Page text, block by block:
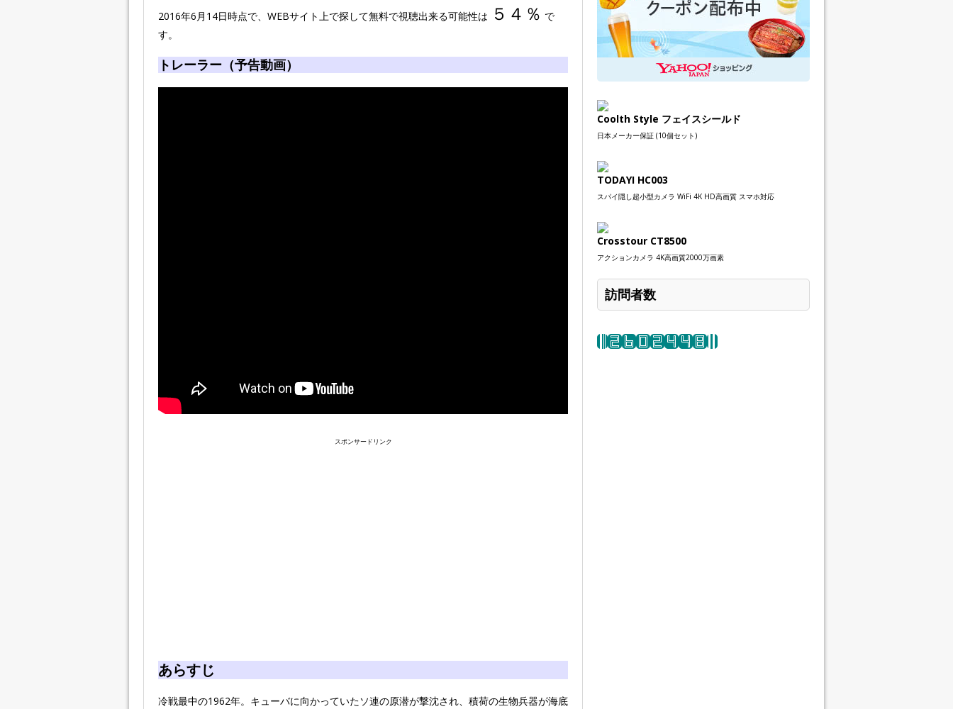
2016年6月14日時点で、WEBサイト上で探して無料で視聴出来る可能性は ５４％ で
す。
トレーラー（予告動画）
スポンサードリンク
あらすじ
冷戦最中の1962年。キューバに向かっていたソ連の原潜が撃沈され、積荷の生物兵器が海底
Coolth Style フェイスシールド
日本メーカー保証 (10個セット)
TODAYI HC003
スパイ隠し超小型カメラ WiFi 4K HD高画質 スマホ対応
Crosstour CT8500
アクションカメラ 4K高画質2000万画素
訪問者数